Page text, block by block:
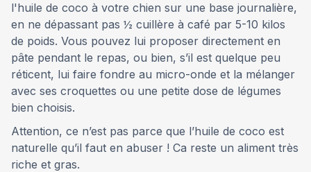
l'huile de coco à votre chien sur une base journalière,
en ne dépassant pas ½ cuillère à café par 5-10 kilos
de poids. Vous pouvez lui proposer directement en
pâte pendant le repas, ou bien, s’il est quelque peu
réticent, lui faire fondre au micro-onde et la mélanger
avec ses croquettes ou une petite dose de légumes
bien choisis.
Attention, ce n’est pas parce que l’huile de coco est
naturelle qu’il faut en abuser ! Ca reste un aliment très
riche et gras.